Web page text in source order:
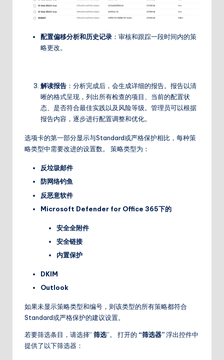
配置偏移分析和历史记录 ：审核和跟踪一段时间内的策
略更改。
解读报告 ：分析完成后，会生成详细的报告。报告以清
晰的格式呈现，列出所有检查的项目、当前的配置状
态、是否符合最佳实践以及风险等级。管理员可以根据
报告内容，逐步进行配置调整和优化。
选项卡的第一部分显示与Standard或严格保护相比，每种策
略类型中需要改进的设置数。 策略类型为：
反垃圾邮件
防网络钓鱼
反恶意软件
Microsoft Defender for Office 365下的
安全全附件
安全链接
内置保护
DKIM
Outlook
如果未显示策略类型和编号，则该类型的所有策略都符合
Standard或严格保护的建议设置。
若要筛选条目，请选择“ 筛选”。 打开的 “筛选器”浮出控件中
提供了以下筛选器：